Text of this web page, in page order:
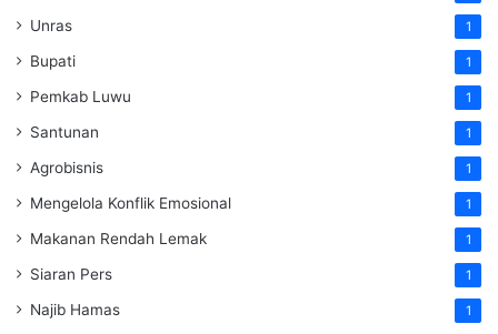
Unras 1
Bupati 1
Pemkab Luwu 1
Santunan 1
Agrobisnis 1
Mengelola Konflik Emosional 1
Makanan Rendah Lemak 1
Siaran Pers 1
Najib Hamas 1